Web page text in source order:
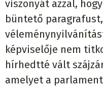
viszonyát azzal,
büntető
képviselője nem
hírhedtté vált
amelyet a